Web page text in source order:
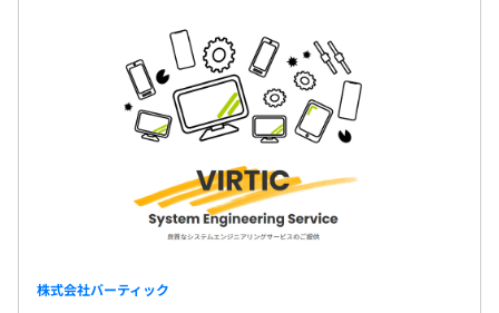
【チーム体制】※2024年8月時点
◾️ウォーターフォール案件
・規模：10名～20名のチームが多く、全体では数十名に
なることもあります。
◾️アジャイル案件
6カ月（試用期間中の労働条件は、本採用と同じです）
株式会社バーティック